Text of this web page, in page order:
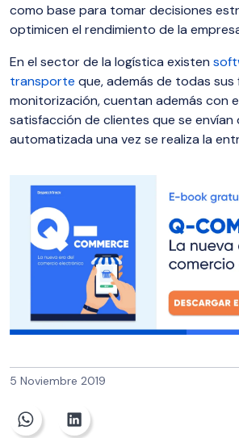
como base para tomar decisiones
optimicen el rendimiento de la
En el sector de la logística existen
transporte que, además de todas
monitorización, cuentan además con
satisfacción de clientes que se envían
automatizada una vez se realiza la
5 Noviembre 2019